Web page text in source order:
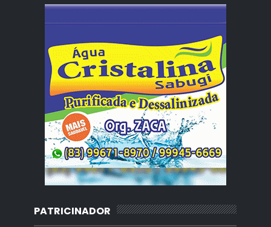
PATRICINADOR